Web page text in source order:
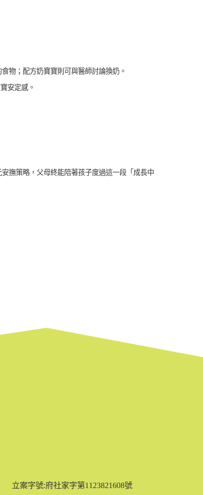
物；配方奶寶寶則可與醫師討論換奶。
安定感。
撫策略，父母終能陪著孩子度過這一段「成長中
立案字號:府社家字第1123821608號